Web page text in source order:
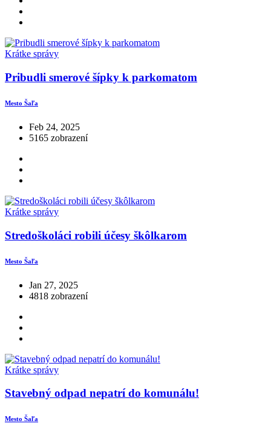
Krátke správy
Pribudli smerové šípky k parkomatom
Mesto Šaľa
Feb 24, 2025
5165 zobrazení
Krátke správy
Stredoškoláci robili účesy škôlkarom
Mesto Šaľa
Jan 27, 2025
4818 zobrazení
Krátke správy
Stavebný odpad nepatrí do komunálu!
Mesto Šaľa